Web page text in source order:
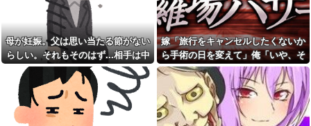
嫁のせいでアトピー悪化しそう
【衝撃】 日本人「家が何千万
円もするのは狂ってる」大工
「はぁ？じゃ自分で作ってみろ
よ」→結果ｗｗｗｗｗｗ
【画像】こんな感じのクルマ
で車中泊旅したいよな？？？
みい山作者、みいちゃんでチ
ー牛なのではという疑惑が生ま
れるｗｗｗｗｗｗｗ
ンの技術力とノリが神すぎる
【うわぁ…】3年間付き合って
初めての旅行、結果がこれｗｗ
ｗｗ
もう先が長くないと20代で宣
告された友達A。「会いに来てほ
しい」と言うので彼女の好きな
もの沢山もっていったんだけ
ど、なんとBが手渡した物は…
子なし保育士の義兄夫婦、上
から目線で育児アドバイスされ
母が妊娠。父は思い当たる節がない
らしい。それもそのはず...相手は中
1の...
嫁「旅行をキャンセルしたくないか
ら手術の日を変えて」俺「いや、そ
れおかしくない？」→納得できず…